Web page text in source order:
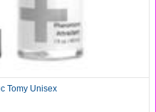
Tomy Unisex